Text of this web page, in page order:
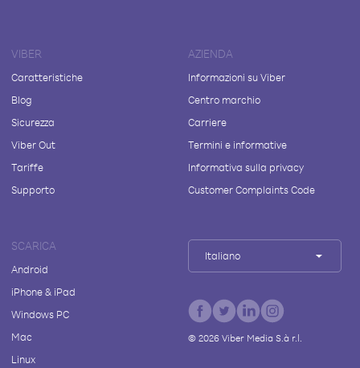
VIBER
Caratteristiche
Blog
Sicurezza
Viber Out
Tariffe
Supporto
AZIENDA
Informazioni su Viber
Centro marchio
Carriere
Termini e informative
Informativa sulla privacy
Customer Complaints Code
SCARICA
Android
iPhone & iPad
Windows PC
Mac
Linux
Italiano
© 2026Viber Media S.à r.l.